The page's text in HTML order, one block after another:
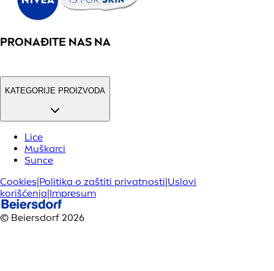
PRONAĐITE NAS NA
KATEGORIJE PROIZVODA
Lice
Muškarci
Sunce
Cookies Politika o zaštiti privatnosti Uslovi
korišćenja Impresum
© Beiersdorf 2026